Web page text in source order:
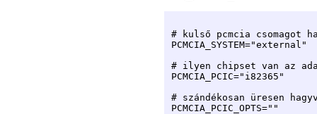
# kulső pcmcia csomagot
PCMCIA_SYSTEM="external"
# ilyen chipset van az
PCMCIA_PCIC="i82365"
# szándékosan üresen
PCMCIA_PCIC_OPTS=""